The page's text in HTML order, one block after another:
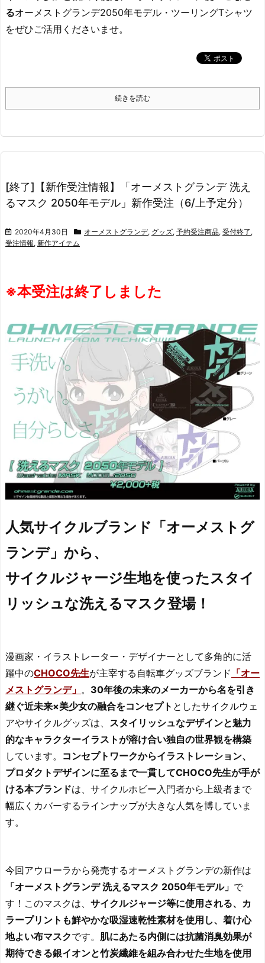
るオーメストグランデ2050年モデル・ツーリングTシャツ
をぜひご活用くださいませ。
続きを読む
[終了]【新作受注情報】「オーメストグランデ 洗え
るマスク 2050年モデル」新作受注（6/上予定分）
2020年4月30日 オーメストグランデ, グッズ, 予約受注商品, 受付終了 ,
受注情報, 新作アイテム
※本受注は終了しました
人気サイクルブランド「オーメストグ
ランデ」から、
サイクルジャージ生地を使ったスタイ
リッシュな洗えるマスク登場！
漫画家・イラストレーター・デザイナーとして多角的に活
躍中のCHOCO先生が主宰する自転車グッズブランド 「オー
メストグランデ」 。 30年後の未来のメーカーから名を引き
継ぐ近未来×美少女の融合をコンセプト としたサイクルウェ
アやサイクルグッズは、 スタイリッシュなデザインと魅力
的なキャラクターイラストが溶け合い独自の世界観を構築
しています。 コンセプトワークからイラストレーション、
プロダクトデザインに至るまで一貫してCHOCO先生が手が
ける本ブランドは、サイクルホビー入門者から上級者まで
幅広くカバーするラインナップが大きな人気を博していま
す。
今回アウローラから発売するオーメストグランデの新作は
「オーメストグランデ 洗えるマスク 2050年モデル」 で
す！このマスクは、 サイクルジャージ等に使用される、カ
ラープリントも鮮やかな吸湿速乾性素材を使用し、着け心
地よい布マスクです。 肌にあたる内側には抗菌消臭効果が
期待できる銀イオンと竹炭繊維を組み合わせた生地を使用